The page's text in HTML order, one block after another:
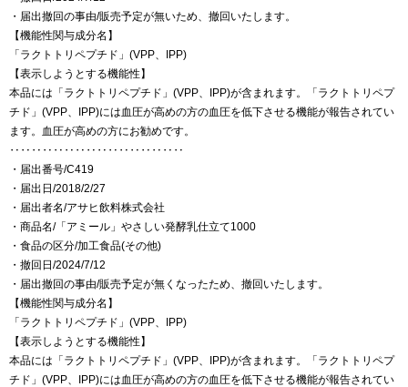
・届出撤回の事由/販売予定が無いため、撤回いたします。
【機能性関与成分名】
「ラクトトリペプチド」(VPP、IPP)
【表示しようとする機能性】
本品には「ラクトトリペプチド」(VPP、IPP)が含まれます。「ラクトトリペプ
チド」(VPP、IPP)には血圧が高めの方の血圧を低下させる機能が報告されてい
ます。血圧が高めの方にお勧めです。
‥‥‥‥‥‥‥‥‥‥‥‥‥‥‥‥
・届出番号/C419
・届出日/2018/2/27
・届出者名/アサヒ飲料株式会社
・商品名/「アミール」やさしい発酵乳仕立て1000
・食品の区分/加工食品(その他)
・撤回日/2024/7/12
・届出撤回の事由/販売予定が無くなったため、撤回いたします。
【機能性関与成分名】
「ラクトトリペプチド」(VPP、IPP)
【表示しようとする機能性】
本品には「ラクトトリペプチド」(VPP、IPP)が含まれます。「ラクトトリペプ
チド」(VPP、IPP)には血圧が高めの方の血圧を低下させる機能が報告されてい